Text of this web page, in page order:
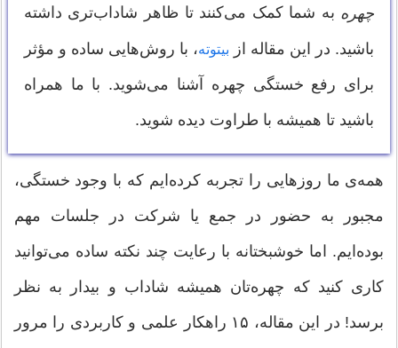
چهره به شما کمک می‌کنند تا ظاهر شاداب‌تری داشته
باشید. در این مقاله از بیتوته، با روش‌هایی ساده و مؤثر
برای رفع خستگی چهره آشنا می‌شوید. با ما همراه
باشید تا همیشه با طراوت دیده شوید.
همه‌ی ما روزهایی را تجربه کرده‌ایم که با وجود خستگی،
مجبور به حضور در جمع یا شرکت در جلسات مهم
بوده‌ایم. اما خوشبختانه با رعایت چند نکته ساده می‌توانید
کاری کنید که چهره‌تان همیشه شاداب و بیدار به نظر
برسد! در این مقاله، ۱۵ راهکار علمی و کاربردی را مرور